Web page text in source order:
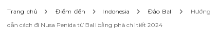
Trang chủ Điểm đến Indonesia Đảo Bali
Hướng
dẫn cách đi Nusa Penida từ Bali bằng phà chi tiết 2024